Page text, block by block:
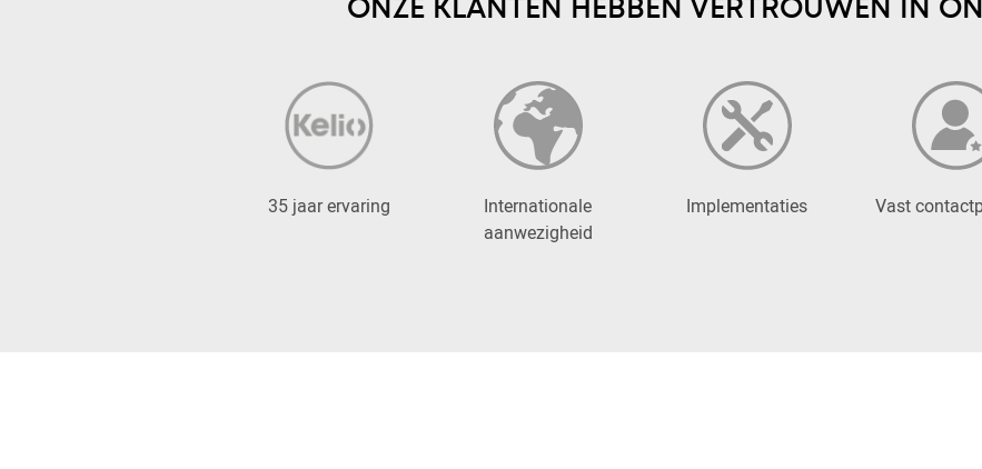
ONZE KLANTEN HEBBEN VERTROUWEN IN
35 jaar ervaring
Internationale
aanwezigheid
Implementaties Vast